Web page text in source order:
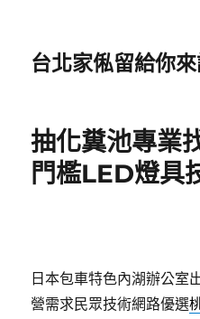
台北家俬留給你
抽化糞池專業
門檻LED燈具
日本包車特色內湖辦公室
營需求民眾技術網路優選